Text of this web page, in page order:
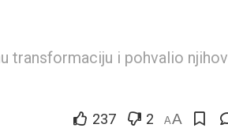
transformaciju i pohvalio njihov
237 2 AA